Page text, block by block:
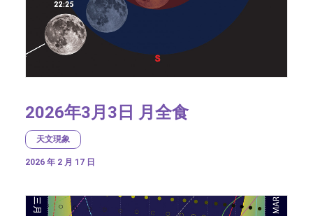
2026年3月3日 月全食
天文現象
2026 年 2 月 17 日